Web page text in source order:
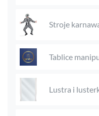
Stroje
Tablice
Lustra i